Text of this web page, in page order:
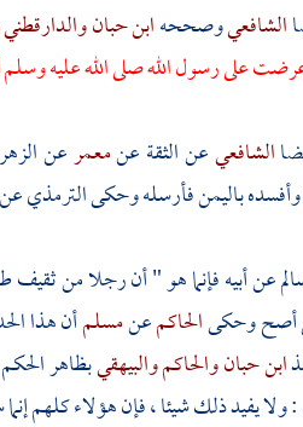
الشافعيوصححهابن حبانوالدارقطني
على رسول الله صلى الله عليه
الشافعيعن الثقة عنمعمرعن
وأفسدهباليمنفأرسله وحكىالترمذيعن
عن أبيه فإنما هو " أن رجلا منثقيف
أصح وحكىالحاكمعنمسلمأن هذا
ابن حبانوالحاكموالبيهقيبظاهر
: ولا يفيد ذلك شيئا ، فإن هؤلاء كلهم